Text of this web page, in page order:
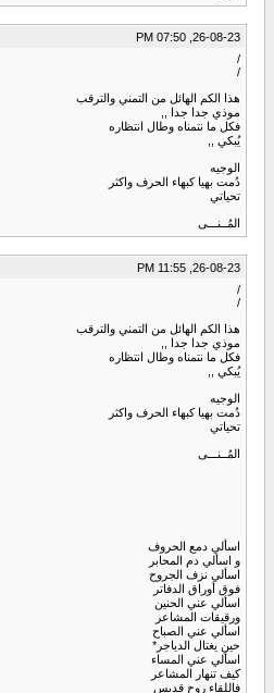
26-08-23, 07:50 PM
/
/
هذا الكم الهائل من التمني والترقب
موذي جدا جدا ,,
فكل ما نتمناه وطال انتظاره
يُبكي ,,
الوجيه
دُمت بهيا كبهاء الحرف واكثر
تحياتي
المُــنـــى
26-08-23, 11:55 PM
/
/
هذا الكم الهائل من التمني والترقب
موذي جدا جدا ,,
فكل ما نتمناه وطال انتظاره
يُبكي ,,
الوجيه
دُمت بهيا كبهاء الحرف واكثر
تحياتي
المُــنـــى
اسألي دمع الحروف
و اسألي دم المحابر
اسألي نزف الجروح
فوق أوراق الدفاتر
اسألي عني الحنين
ورقيقات المشاعر
اسألي عني الصباح
حين يغتال الدياجر*
اسألي عني المساء
كيف تنهار المشاعر
فاللقاء روح قديس